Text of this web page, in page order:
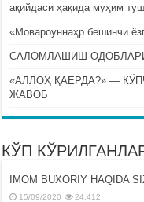
ақийдаси ҳақида муҳим
«Мовароуннаҳр бешинчи
САЛОМЛАШИШ
«АЛЛОҲ ҚАЕРДА?» —
ЖАВОБ
КЎП
IMOM BUXORIY HAQIDA
15/09/2020 24,412